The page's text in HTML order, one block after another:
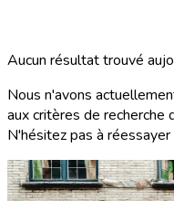
Aucun résultat trouvé
Nous n'avons
aux critères de recherche
N'hésitez pas à réessayer